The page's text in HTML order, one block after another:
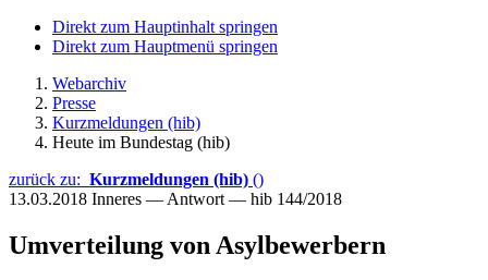
Direkt zum Hauptinhalt springen
Direkt zum Hauptmenü springen
Webarchiv
Presse
Kurzmeldungen (hib)
Heute im Bundestag (hib)
zurück zu: Kurzmeldungen (hib) ()
13.03.2018 Inneres — Antwort — hib 144/2018
Umverteilung von Asylbewerbern